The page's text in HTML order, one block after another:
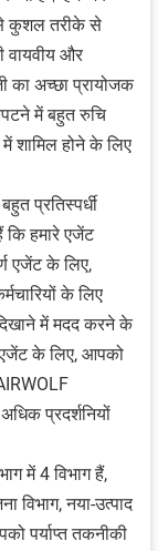
कुशल तरीके से
वायवीय और
का अच्छा प्रायोजक
में बहुत रुचि
शामिल होने के लिए
प्रतिस्पर्धी
हमारे एजेंट
एजेंट के लिए,
के लिए
में मदद करने के
एजेंट के लिए, आपको
प्रदर्शनियों
में 4 विभाग हैं,
विभाग, नया-उत्पाद
पर्याप्त तकनीकी